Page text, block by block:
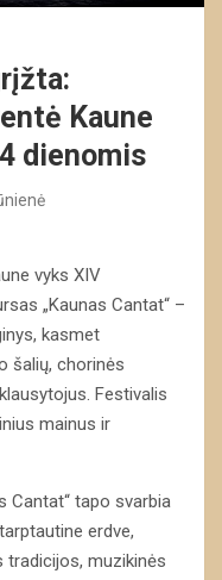
Kaune
dienomis
vyks XIV
„Kaunas Cantat“ –
kasmet
šalių, chorinės
Festivalis
mainus ir
Cantat“ tapo svarbia
erdve,
tradicijos, muzikinės